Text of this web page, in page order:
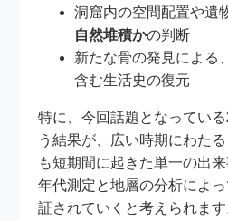
洞窟内の空間配置や遺
自然堆積かの判断
新たな骨の発見による
含む生活史の復元
特に、今回話題となっている
う結果が、広い時期にわた
も短期間に起きた単一の出
年代測定と地層の分析によ
証されていくと考えられます